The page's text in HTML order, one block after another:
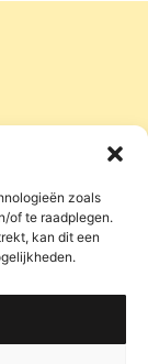
zoals
of te raadplegen.
kan dit een